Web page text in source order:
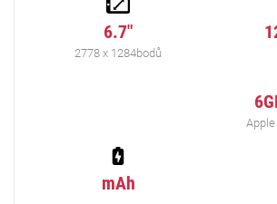
6.7"
2778 x 1284bodů
mAh